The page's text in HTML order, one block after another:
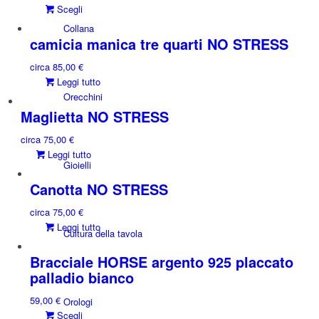
Collana
Orecchini
Gioielli
Cultura della tavola
Orologi
Scegli
più
Le
opzioni
possono
del
camicia manica tre quarti NO STRESS
circa85,00€
Leggi tutto
Maglietta NO STRESS
circa75,00€
Leggi tutto
Canotta NO STRESS
circa75,00€
Leggi tutto
Bracciale HORSE argento 925 placcato
palladio bianco
59,00€
Scegli